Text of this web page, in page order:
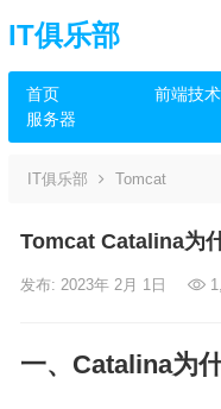
IT俱乐部
首页 前端技术
服务器
IT俱乐部 Tomcat
Tomcat Catalina为
发布: 2023年 2月 1日
一、Catalina为